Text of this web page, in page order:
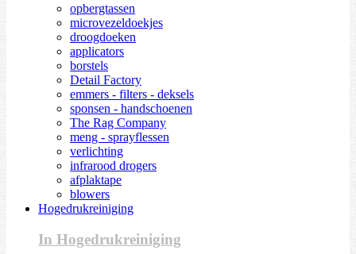
opbergtassen
microvezeldoekjes
droogdoeken
applicators
borstels
Detail Factory
emmers - filters - deksels
sponsen - handschoenen
The Rag Company
meng - sprayflessen
verlichting
infrarood drogers
afplaktape
blowers
Hogedrukreiniging
In Hogedrukreiniging